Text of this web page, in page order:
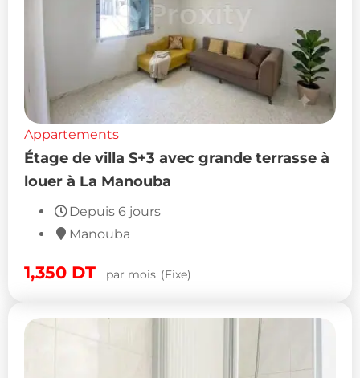
Appartements
Étage de villa S+3 avec grande terrasse à
louer à La Manouba
Depuis 6 jours
Manouba
1,350 DT par mois (Fixe)